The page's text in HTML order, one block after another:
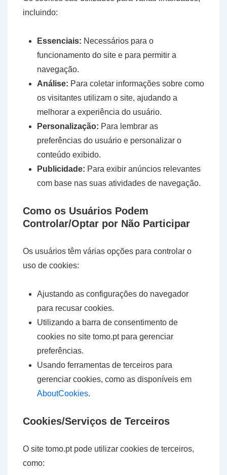
incluindo:
Essenciais: Necessários para o
funcionamento do site e para permitir a
navegação.
Análise: Para coletar informações sobre como
os visitantes utilizam o site, ajudando a
melhorar a experiência do usuário.
Personalização: Para lembrar as
preferências do usuário e personalizar o
conteúdo exibido.
Publicidade: Para exibir anúncios relevantes
com base nas suas atividades de navegação.
Como os Usuários Podem
Controlar/Optar por Não Participar
Os usuários têm várias opções para controlar o
uso de cookies:
Ajustando as configurações do navegador
para recusar cookies.
Utilizando a barra de consentimento de
cookies no site tomo.pt para gerenciar
preferências.
Usando ferramentas de terceiros para
gerenciar cookies, como as disponíveis em
AboutCookies.
Cookies/Serviços de Terceiros
O site tomo.pt pode utilizar cookies de terceiros,
como: